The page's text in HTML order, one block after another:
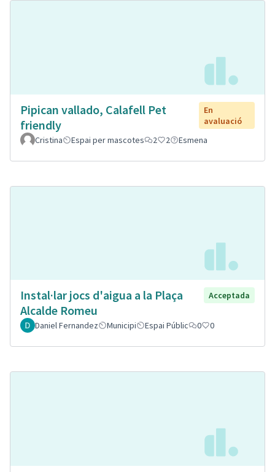
Pipican vallado, Calafell Pet
friendly
En
avaluació
Cristina
Espai per mascotes 2 2 Esmena
Instal·lar jocs d'aigua a la Plaça
Alcalde Romeu
Acceptada
Daniel Fernandez Municipi Espai Públic 0 0